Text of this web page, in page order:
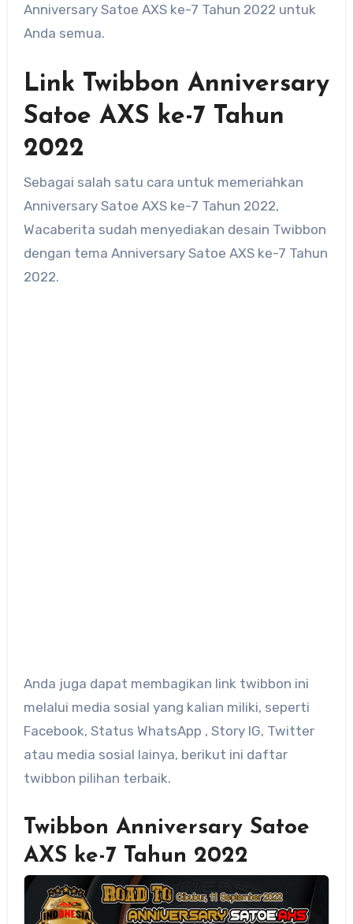
Anniversary Satoe AXS ke-7 Tahun 2022 untuk
Anda semua.
Link Twibbon Anniversary
Satoe AXS ke-7 Tahun
2022
Sebagai salah satu cara untuk memeriahkan
Anniversary Satoe AXS ke-7 Tahun 2022,
Wacaberita sudah menyediakan desain Twibbon
dengan tema Anniversary Satoe AXS ke-7 Tahun
2022.
Anda juga dapat membagikan link twibbon ini
melalui media sosial yang kalian miliki, seperti
Facebook, Status WhatsApp , Story IG, Twitter
atau media sosial lainya, berikut ini daftar
twibbon pilihan terbaik.
Twibbon Anniversary Satoe
AXS ke-7 Tahun 2022